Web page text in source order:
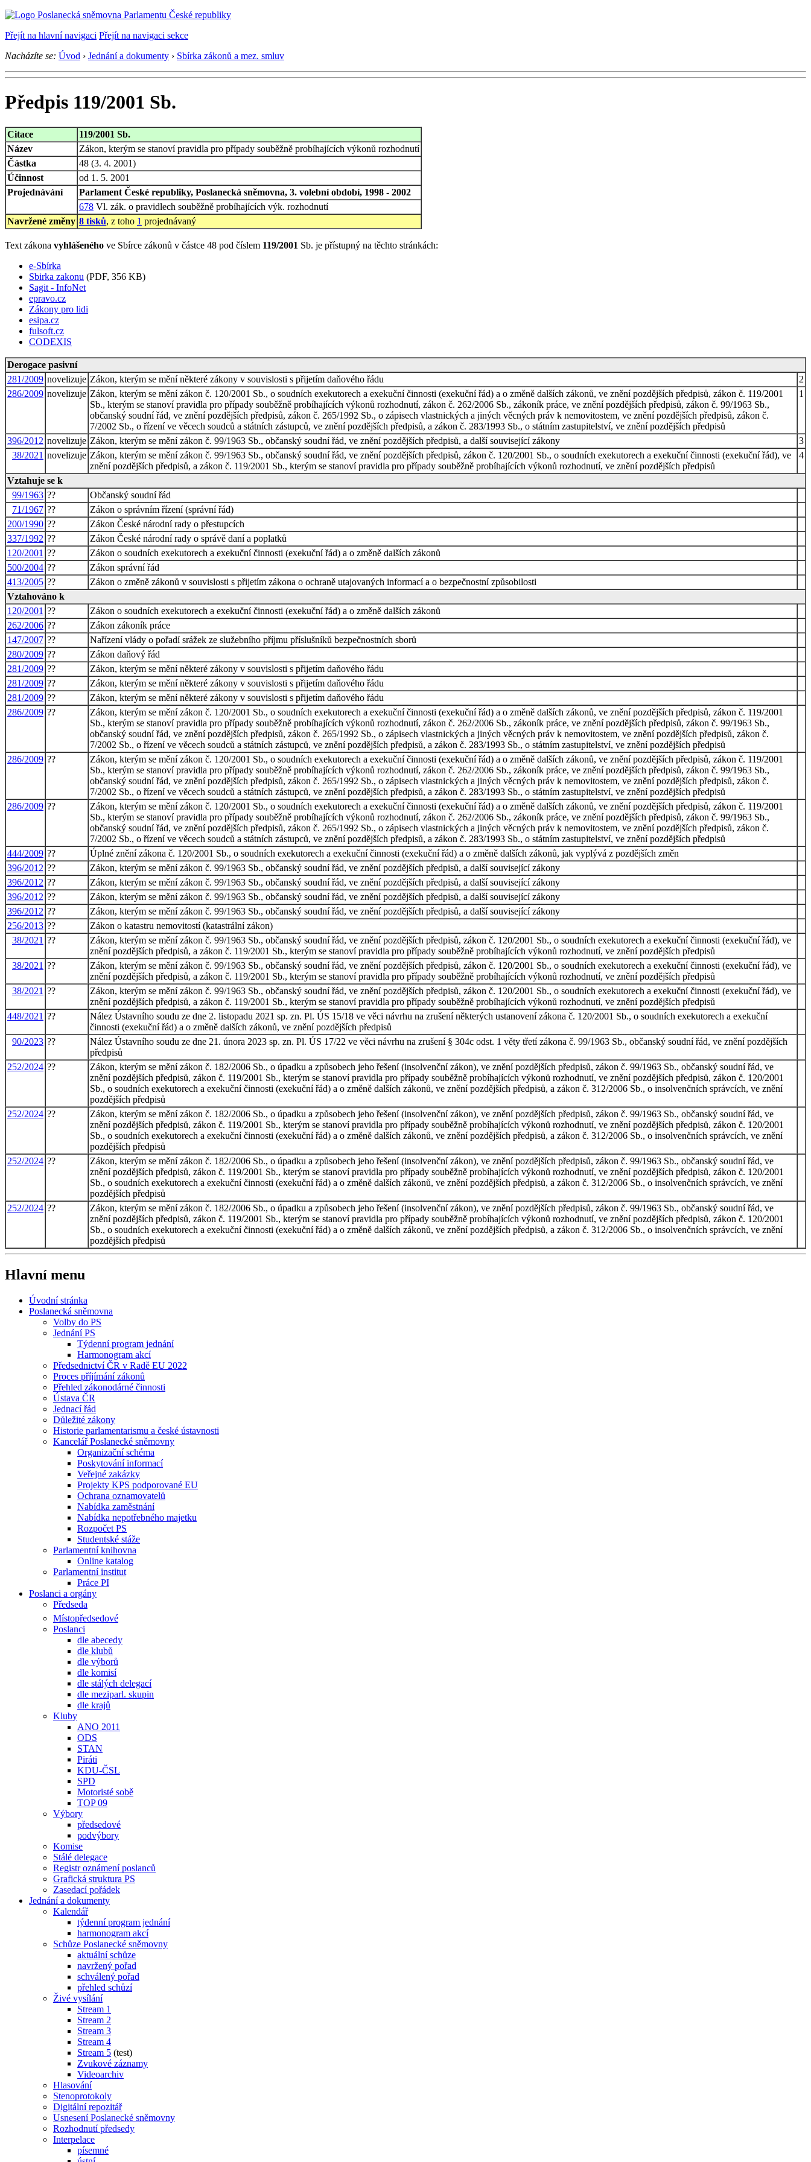
Přejít na hlavní navigaci Přejít na navigaci sekce
Nacházíte se: Úvod › Jednání a dokumenty › Sbírka zákonů a mez. smluv
Předpis 119/2001 Sb.
Citace
119/2001 Sb.
Název
Zákon, kterým se stanoví pravidla pro případy souběžně probíhajících výkonů rozhodnutí
Částka
48 (3. 4. 2001)
Účinnost
od 1. 5. 2001
Projednávání
Parlament České republiky, Poslanecká sněmovna, 3. volební období, 1998 - 2002
678 Vl. zák. o pravidlech souběžně probíhajících výk. rozhodnutí
Navržené změny 8 tisků, z toho 1 projednávaný
Text zákona vyhlášeného ve Sbírce zákonů v částce 48 pod číslem 119/2001 Sb. je přístupný na těchto stránkách:
e-Sbírka
Sbirka zakonu (PDF, 356 KB)
Sagit - InfoNet
epravo.cz
Zákony pro lidi
esipa.cz
fulsoft.cz
CODEXIS
Derogace pasivní
281/2009 novelizuje Zákon, kterým se mění některé zákony v souvislosti s přijetím daňového řádu
2
286/2009 novelizuje Zákon, kterým se mění zákon č. 120/2001 Sb., o soudních exekutorech a exekuční činnosti (exekuční řád) a o změně dalších zákonů, ve znění pozdějších předpisů, zákon č. 119/2001
Sb., kterým se stanoví pravidla pro případy souběžně probíhajících výkonů rozhodnutí, zákon č. 262/2006 Sb., zákoník práce, ve znění pozdějších předpisů, zákon č. 99/1963 Sb.,
občanský soudní řád, ve znění pozdějších předpisů, zákon č. 265/1992 Sb., o zápisech vlastnických a jiných věcných práv k nemovitostem, ve znění pozdějších předpisů, zákon č.
7/2002 Sb., o řízení ve věcech soudců a státních zástupců, ve znění pozdějších předpisů, a zákon č. 283/1993 Sb., o státním zastupitelství, ve znění pozdějších předpisů
1
396/2012 novelizuje Zákon, kterým se mění zákon č. 99/1963 Sb., občanský soudní řád, ve znění pozdějších předpisů, a další související zákony
3
38/2021 novelizuje Zákon, kterým se mění zákon č. 99/1963 Sb., občanský soudní řád, ve znění pozdějších předpisů, zákon č. 120/2001 Sb., o soudních exekutorech a exekuční činnosti (exekuční řád), ve
znění pozdějších předpisů, a zákon č. 119/2001 Sb., kterým se stanoví pravidla pro případy souběžně probíhajících výkonů rozhodnutí, ve znění pozdějších předpisů
4
Vztahuje se k
99/1963 ??
Občanský soudní řád
71/1967 ??
Zákon o správním řízení (správní řád)
200/1990 ??
Zákon České národní rady o přestupcích
337/1992 ??
Zákon České národní rady o správě daní a poplatků
120/2001 ??
Zákon o soudních exekutorech a exekuční činnosti (exekuční řád) a o změně dalších zákonů
500/2004 ??
Zákon správní řád
413/2005 ??
Zákon o změně zákonů v souvislosti s přijetím zákona o ochraně utajovaných informací a o bezpečnostní způsobilosti
Vztahováno k
120/2001 ??
Zákon o soudních exekutorech a exekuční činnosti (exekuční řád) a o změně dalších zákonů
262/2006 ??
Zákon zákoník práce
147/2007 ??
Nařízení vlády o pořadí srážek ze služebního příjmu příslušníků bezpečnostních sborů
280/2009 ??
Zákon daňový řád
281/2009 ??
Zákon, kterým se mění některé zákony v souvislosti s přijetím daňového řádu
281/2009 ??
Zákon, kterým se mění některé zákony v souvislosti s přijetím daňového řádu
281/2009 ??
Zákon, kterým se mění některé zákony v souvislosti s přijetím daňového řádu
286/2009 ??
Zákon, kterým se mění zákon č. 120/2001 Sb., o soudních exekutorech a exekuční činnosti (exekuční řád) a o změně dalších zákonů, ve znění pozdějších předpisů, zákon č. 119/2001
Sb., kterým se stanoví pravidla pro případy souběžně probíhajících výkonů rozhodnutí, zákon č. 262/2006 Sb., zákoník práce, ve znění pozdějších předpisů, zákon č. 99/1963 Sb.,
občanský soudní řád, ve znění pozdějších předpisů, zákon č. 265/1992 Sb., o zápisech vlastnických a jiných věcných práv k nemovitostem, ve znění pozdějších předpisů, zákon č.
7/2002 Sb., o řízení ve věcech soudců a státních zástupců, ve znění pozdějších předpisů, a zákon č. 283/1993 Sb., o státním zastupitelství, ve znění pozdějších předpisů
286/2009 ??
Zákon, kterým se mění zákon č. 120/2001 Sb., o soudních exekutorech a exekuční činnosti (exekuční řád) a o změně dalších zákonů, ve znění pozdějších předpisů, zákon č. 119/2001
Sb., kterým se stanoví pravidla pro případy souběžně probíhajících výkonů rozhodnutí, zákon č. 262/2006 Sb., zákoník práce, ve znění pozdějších předpisů, zákon č. 99/1963 Sb.,
občanský soudní řád, ve znění pozdějších předpisů, zákon č. 265/1992 Sb., o zápisech vlastnických a jiných věcných práv k nemovitostem, ve znění pozdějších předpisů, zákon č.
7/2002 Sb., o řízení ve věcech soudců a státních zástupců, ve znění pozdějších předpisů, a zákon č. 283/1993 Sb., o státním zastupitelství, ve znění pozdějších předpisů
286/2009 ??
Zákon, kterým se mění zákon č. 120/2001 Sb., o soudních exekutorech a exekuční činnosti (exekuční řád) a o změně dalších zákonů, ve znění pozdějších předpisů, zákon č. 119/2001
Sb., kterým se stanoví pravidla pro případy souběžně probíhajících výkonů rozhodnutí, zákon č. 262/2006 Sb., zákoník práce, ve znění pozdějších předpisů, zákon č. 99/1963 Sb.,
občanský soudní řád, ve znění pozdějších předpisů, zákon č. 265/1992 Sb., o zápisech vlastnických a jiných věcných práv k nemovitostem, ve znění pozdějších předpisů, zákon č.
7/2002 Sb., o řízení ve věcech soudců a státních zástupců, ve znění pozdějších předpisů, a zákon č. 283/1993 Sb., o státním zastupitelství, ve znění pozdějších předpisů
444/2009 ??
Úplné znění zákona č. 120/2001 Sb., o soudních exekutorech a exekuční činnosti (exekuční řád) a o změně dalších zákonů, jak vyplývá z pozdějších změn
396/2012 ??
Zákon, kterým se mění zákon č. 99/1963 Sb., občanský soudní řád, ve znění pozdějších předpisů, a další související zákony
396/2012 ??
Zákon, kterým se mění zákon č. 99/1963 Sb., občanský soudní řád, ve znění pozdějších předpisů, a další související zákony
396/2012 ??
Zákon, kterým se mění zákon č. 99/1963 Sb., občanský soudní řád, ve znění pozdějších předpisů, a další související zákony
396/2012 ??
Zákon, kterým se mění zákon č. 99/1963 Sb., občanský soudní řád, ve znění pozdějších předpisů, a další související zákony
256/2013 ??
Zákon o katastru nemovitostí (katastrální zákon)
38/2021 ??
Zákon, kterým se mění zákon č. 99/1963 Sb., občanský soudní řád, ve znění pozdějších předpisů, zákon č. 120/2001 Sb., o soudních exekutorech a exekuční činnosti (exekuční řád), ve
znění pozdějších předpisů, a zákon č. 119/2001 Sb., kterým se stanoví pravidla pro případy souběžně probíhajících výkonů rozhodnutí, ve znění pozdějších předpisů
38/2021 ??
Zákon, kterým se mění zákon č. 99/1963 Sb., občanský soudní řád, ve znění pozdějších předpisů, zákon č. 120/2001 Sb., o soudních exekutorech a exekuční činnosti (exekuční řád), ve
znění pozdějších předpisů, a zákon č. 119/2001 Sb., kterým se stanoví pravidla pro případy souběžně probíhajících výkonů rozhodnutí, ve znění pozdějších předpisů
38/2021 ??
Zákon, kterým se mění zákon č. 99/1963 Sb., občanský soudní řád, ve znění pozdějších předpisů, zákon č. 120/2001 Sb., o soudních exekutorech a exekuční činnosti (exekuční řád), ve
znění pozdějších předpisů, a zákon č. 119/2001 Sb., kterým se stanoví pravidla pro případy souběžně probíhajících výkonů rozhodnutí, ve znění pozdějších předpisů
448/2021 ??
Nález Ústavního soudu ze dne 2. listopadu 2021 sp. zn. Pl. ÚS 15/18 ve věci návrhu na zrušení některých ustanovení zákona č. 120/2001 Sb., o soudních exekutorech a exekuční
činnosti (exekuční řád) a o změně dalších zákonů, ve znění pozdějších předpisů
90/2023 ??
Nález Ústavního soudu ze dne 21. února 2023 sp. zn. Pl. ÚS 17/22 ve věci návrhu na zrušení § 304c odst. 1 věty třetí zákona č. 99/1963 Sb., občanský soudní řád, ve znění pozdějších
předpisů
252/2024 ??
Zákon, kterým se mění zákon č. 182/2006 Sb., o úpadku a způsobech jeho řešení (insolvenční zákon), ve znění pozdějších předpisů, zákon č. 99/1963 Sb., občanský soudní řád, ve
znění pozdějších předpisů, zákon č. 119/2001 Sb., kterým se stanoví pravidla pro případy souběžně probíhajících výkonů rozhodnutí, ve znění pozdějších předpisů, zákon č. 120/2001
Sb., o soudních exekutorech a exekuční činnosti (exekuční řád) a o změně dalších zákonů, ve znění pozdějších předpisů, a zákon č. 312/2006 Sb., o insolvenčních správcích, ve znění
pozdějších předpisů
252/2024 ??
Zákon, kterým se mění zákon č. 182/2006 Sb., o úpadku a způsobech jeho řešení (insolvenční zákon), ve znění pozdějších předpisů, zákon č. 99/1963 Sb., občanský soudní řád, ve
znění pozdějších předpisů, zákon č. 119/2001 Sb., kterým se stanoví pravidla pro případy souběžně probíhajících výkonů rozhodnutí, ve znění pozdějších předpisů, zákon č. 120/2001
Sb., o soudních exekutorech a exekuční činnosti (exekuční řád) a o změně dalších zákonů, ve znění pozdějších předpisů, a zákon č. 312/2006 Sb., o insolvenčních správcích, ve znění
pozdějších předpisů
252/2024 ??
Zákon, kterým se mění zákon č. 182/2006 Sb., o úpadku a způsobech jeho řešení (insolvenční zákon), ve znění pozdějších předpisů, zákon č. 99/1963 Sb., občanský soudní řád, ve
znění pozdějších předpisů, zákon č. 119/2001 Sb., kterým se stanoví pravidla pro případy souběžně probíhajících výkonů rozhodnutí, ve znění pozdějších předpisů, zákon č. 120/2001
Sb., o soudních exekutorech a exekuční činnosti (exekuční řád) a o změně dalších zákonů, ve znění pozdějších předpisů, a zákon č. 312/2006 Sb., o insolvenčních správcích, ve znění
pozdějších předpisů
252/2024 ??
Zákon, kterým se mění zákon č. 182/2006 Sb., o úpadku a způsobech jeho řešení (insolvenční zákon), ve znění pozdějších předpisů, zákon č. 99/1963 Sb., občanský soudní řád, ve
znění pozdějších předpisů, zákon č. 119/2001 Sb., kterým se stanoví pravidla pro případy souběžně probíhajících výkonů rozhodnutí, ve znění pozdějších předpisů, zákon č. 120/2001
Sb., o soudních exekutorech a exekuční činnosti (exekuční řád) a o změně dalších zákonů, ve znění pozdějších předpisů, a zákon č. 312/2006 Sb., o insolvenčních správcích, ve znění
pozdějších předpisů
Hlavní menu
Úvodní stránka
Poslanecká sněmovna
Volby do PS
Jednání PS
Týdenní program jednání
Harmonogram akcí
Předsednictví ČR v Radě EU 2022
Proces příjímání zákonů
Přehled zákonodárné činnosti
Ústava ČR
Jednací řád
Důležité zákony
Historie parlamentarismu a české ústavnosti
Kancelář Poslanecké sněmovny
Organizační schéma
Poskytování informací
Veřejné zakázky
Projekty KPS podporované EU
Ochrana oznamovatelů
Nabídka zaměstnání
Nabídka nepotřebného majetku
Rozpočet PS
Studentské stáže
Parlamentní knihovna
Online katalog
Parlamentní institut
Práce PI
Poslanci a orgány
Předseda
Místopředsedové
Poslanci
dle abecedy
dle klubů
dle výborů
dle komisí
dle stálých delegací
dle meziparl. skupin
dle krajů
Kluby
ANO 2011
ODS
STAN
Piráti
KDU-ČSL
SPD
Motoristé sobě
TOP 09
Výbory
předsedové
podvýbory
Komise
Stálé delegace
Registr oznámení poslanců
Grafická struktura PS
Zasedací pořádek
Jednání a dokumenty
Kalendář
týdenní program jednání
harmonogram akcí
Schůze Poslanecké sněmovny
aktuální schůze
navržený pořad
schválený pořad
přehled schůzí
Živé vysílání
Stream 1
Stream 2
Stream 3
Stream 4
Stream 5 (test)
Zvukové záznamy
Videoarchiv
Hlasování
Stenoprotokoly
Digitální repozitář
Usnesení Poslanecké sněmovny
Rozhodnutí předsedy
Interpelace
písemné